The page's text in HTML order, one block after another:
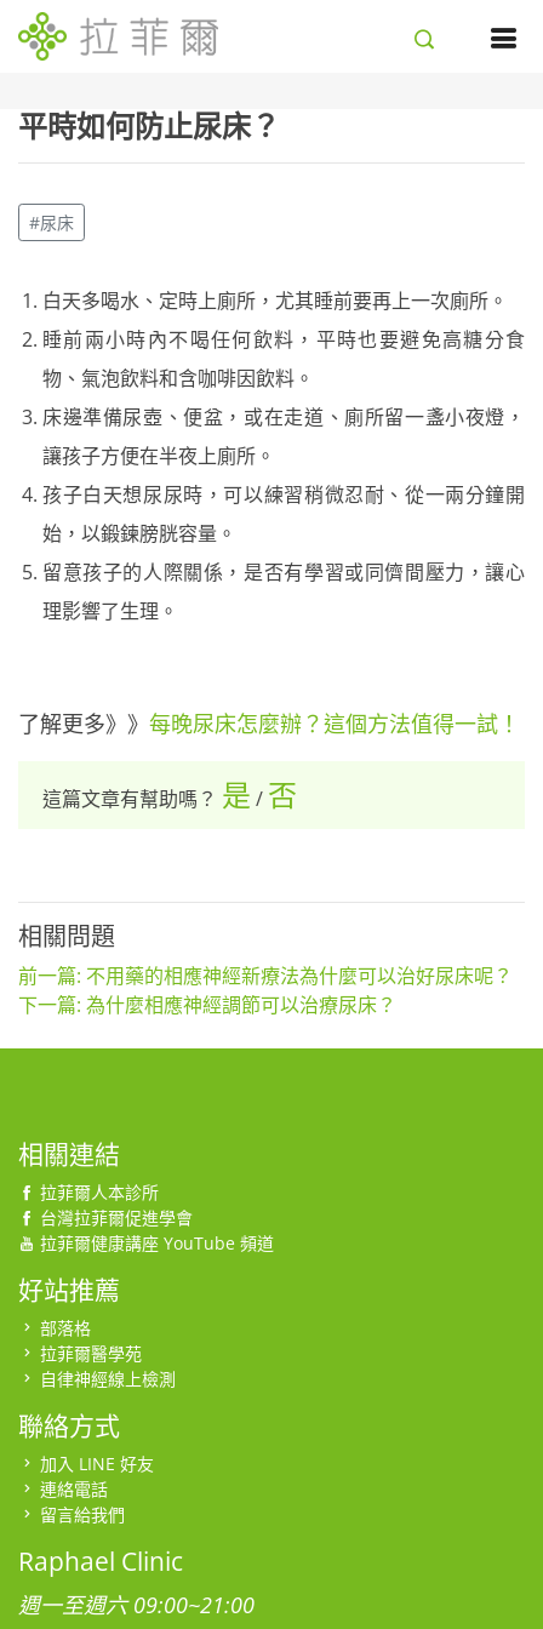
平時如何防止尿床？
#尿床
白天多喝水、定時上廁所，尤其睡前要再上一次廁所。
睡前兩小時內不喝任何飲料，平時也要避免高糖分食
物、氣泡飲料和含咖啡因飲料。
床邊準備尿壺、便盆，或在走道、廁所留一盞小夜燈，
讓孩子方便在半夜上廁所。
孩子白天想尿尿時，可以練習稍微忍耐、從一兩分鐘開
始，以鍛鍊膀胱容量。
留意孩子的人際關係，是否有學習或同儕間壓力，讓心
理影響了生理。
了解更多》》 每晚尿床怎麼辦？這個方法值得一試！
這篇文章有幫助嗎？ 是 / 否
相關問題
前一篇: 不用藥的相應神經新療法為什麼可以治好尿床呢？
下一篇: 為什麼相應神經調節可以治療尿床？
相關連結
拉菲爾人本診所
台灣拉菲爾促進學會
拉菲爾健康講座 YouTube 頻道
好站推薦
部落格
拉菲爾醫學苑
自律神經線上檢測
聯絡方式
加入 LINE 好友
連絡電話
留言給我們
Raphael Clinic
週一至週六 09:00~21:00